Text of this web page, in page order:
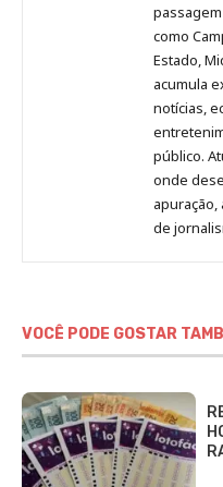
como
Estado,
acumula
notícias,
público.
onde
de
VOCÊ PODE GOSTAR